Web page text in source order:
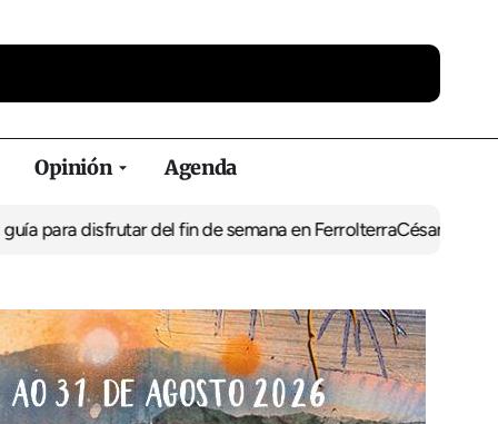
Opinión Agenda
del fin de semana en FerrolterraCésar Pita, capitán